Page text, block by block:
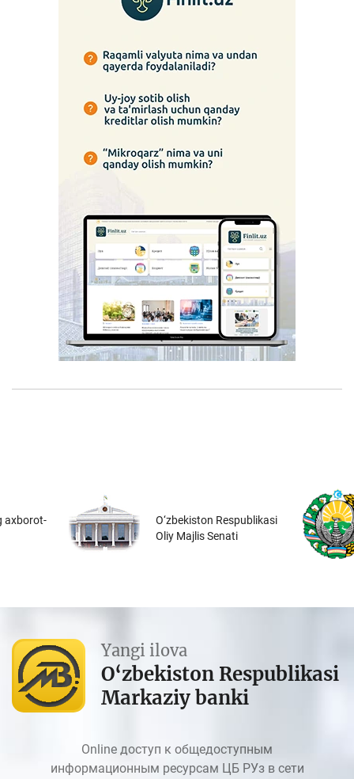
axborot-
O‘zbekiston Respublikasi
Oliy Majlis Senati
Yangi ilova
O‘zbekiston Respublikasi
Markaziy banki
Online доступ к общедоступным
информационным ресурсам ЦБ РУз в сети